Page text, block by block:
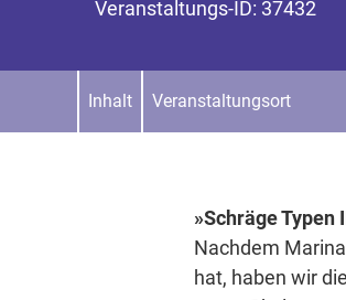
Veranstaltungs-ID: 37432
Inhalt Veranstaltungsort
»Schräge Typen
Nachdem
hat, haben wir